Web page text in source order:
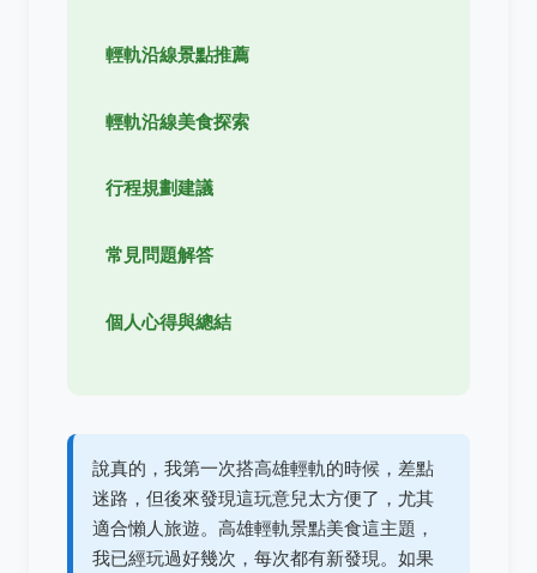
輕軌沿線景點推薦
輕軌沿線美食探索
行程規劃建議
常見問題解答
個人心得與總結
說真的，我第一次搭高雄輕軌的時候，差點
迷路，但後來發現這玩意兒太方便了，尤其
適合懶人旅遊。高雄輕軌景點美食這主題，
我已經玩過好幾次，每次都有新發現。如果